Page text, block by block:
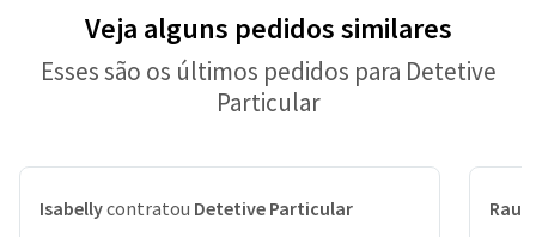
Veja alguns pedidos similares
Esses são os últimos pedidos para Detetive
Particular
Isabellycontratou Detetive Particular Raul